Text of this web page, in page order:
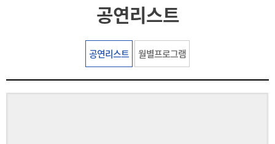
공연리스트
공연리스트 월별프로그램